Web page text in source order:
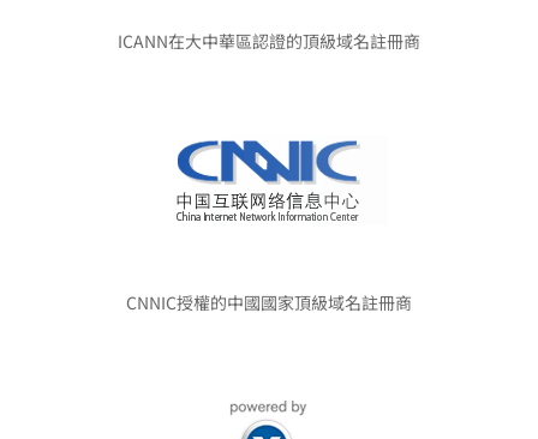
ICANN在大中華區認證的頂級域名註冊商
CNNIC授權的中國國家頂級域名註冊商